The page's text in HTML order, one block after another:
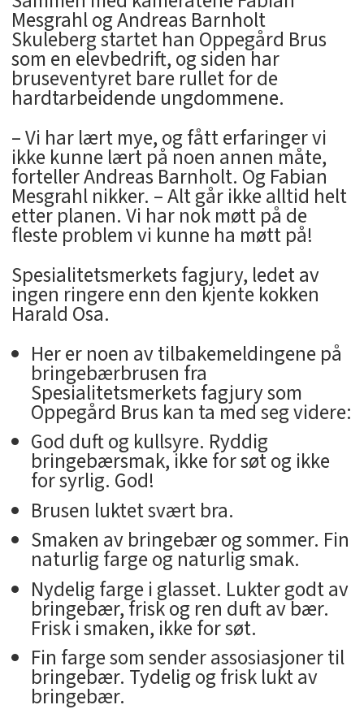
Mesgrahl og Andreas Barnholt
Skuleberg startet han Oppegård Brus
som en elevbedrift, og siden har
bruseventyret bare rullet for de
hardtarbeidende ungdommene.
– Vi har lært mye, og fått erfaringer vi
ikke kunne lært på noen annen måte,
forteller Andreas Barnholt. Og Fabian
Mesgrahl nikker. – Alt går ikke alltid helt
etter planen. Vi har nok møtt på de
fleste problem vi kunne ha møtt på!
Spesialitetsmerkets fagjury, ledet av
ingen ringere enn den kjente kokken
Harald Osa.
Her er noen av tilbakemeldingene på
bringebærbrusen fra
Spesialitetsmerkets fagjury som
Oppegård Brus kan ta med seg videre:
God duft og kullsyre. Ryddig
bringebærsmak, ikke for søt og ikke
for syrlig. God!
Brusen luktet svært bra.
Smaken av bringebær og sommer. Fin
naturlig farge og naturlig smak.
Nydelig farge i glasset. Lukter godt av
bringebær, frisk og ren duft av bær.
Frisk i smaken, ikke for søt.
Fin farge som sender assosiasjoner til
bringebær. Tydelig og frisk lukt av
bringebær.